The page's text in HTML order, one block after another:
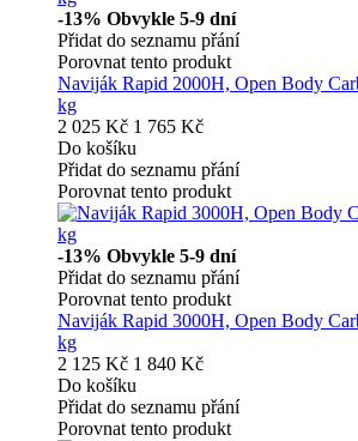
-13% Obvykle 5-9 dní
Přidat do seznamu přání
Porovnat tento produkt
Naviják Rapid 2000H, Open Body
kg
2 025 Kč 1 765 Kč
Do košíku
Přidat do seznamu přání
Porovnat tento produkt
-13% Obvykle 5-9 dní
Přidat do seznamu přání
Porovnat tento produkt
Naviják Rapid 3000H, Open Body
kg
2 125 Kč 1 840 Kč
Do košíku
Přidat do seznamu přání
Porovnat tento produkt